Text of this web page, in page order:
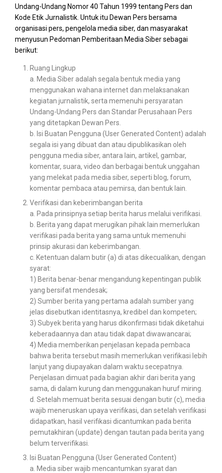
Undang-Undang Nomor 40 Tahun 1999 tentang Pers dan
Kode Etik Jurnalistik. Untuk itu Dewan Pers bersama
organisasi pers, pengelola media siber, dan masyarakat
menyusun Pedoman Pemberitaan Media Siber sebagai
berikut:
Ruang Lingkup
a. Media Siber adalah segala bentuk media yang
menggunakan wahana internet dan melaksanakan
kegiatan jurnalistik, serta memenuhi persyaratan
Undang-Undang Pers dan Standar Perusahaan Pers
yang ditetapkan Dewan Pers.
b. Isi Buatan Pengguna (User Generated Content) adalah
segala isi yang dibuat dan atau dipublikasikan oleh
pengguna media siber, antara lain, artikel, gambar,
komentar, suara, video dan berbagai bentuk unggahan
yang melekat pada media siber, seperti blog, forum,
komentar pembaca atau pemirsa, dan bentuk lain.
Verifikasi dan keberimbangan berita
a. Pada prinsipnya setiap berita harus melalui verifikasi.
b. Berita yang dapat merugikan pihak lain memerlukan
verifikasi pada berita yang sama untuk memenuhi
prinsip akurasi dan keberimbangan.
c. Ketentuan dalam butir (a) di atas dikecualikan, dengan
syarat:
1) Berita benar-benar mengandung kepentingan publik
yang bersifat mendesak;
2) Sumber berita yang pertama adalah sumber yang
jelas disebutkan identitasnya, kredibel dan kompeten;
3) Subyek berita yang harus dikonfirmasi tidak diketahui
keberadaannya dan atau tidak dapat diwawancarai;
4) Media memberikan penjelasan kepada pembaca
bahwa berita tersebut masih memerlukan verifikasi lebih
lanjut yang diupayakan dalam waktu secepatnya.
Penjelasan dimuat pada bagian akhir dari berita yang
sama, di dalam kurung dan menggunakan huruf miring.
d. Setelah memuat berita sesuai dengan butir (c), media
wajib meneruskan upaya verifikasi, dan setelah verifikasi
didapatkan, hasil verifikasi dicantumkan pada berita
pemutakhiran (update) dengan tautan pada berita yang
belum terverifikasi.
Isi Buatan Pengguna (User Generated Content)
a. Media siber wajib mencantumkan syarat dan